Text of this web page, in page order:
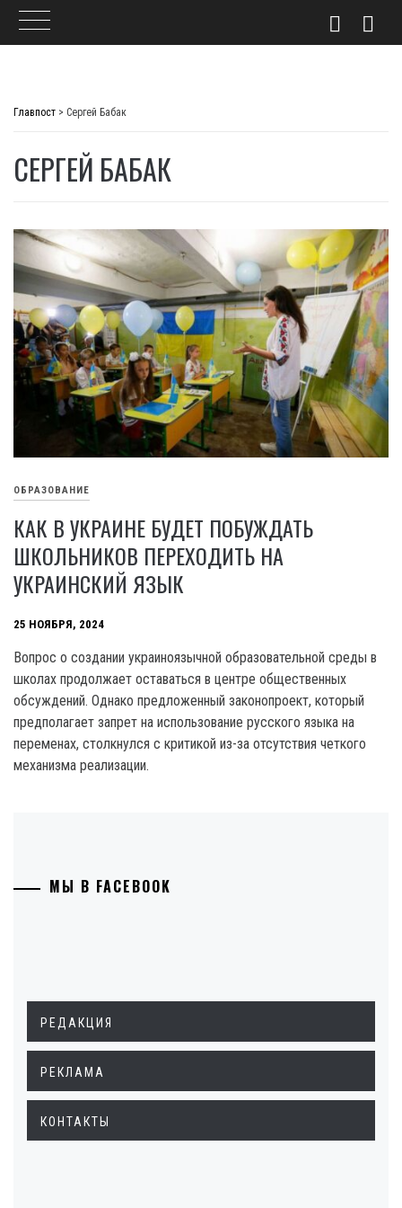
Главпост > Сергей Бабак
СЕРГЕЙ БАБАК
ОБРАЗОВАНИЕ
КАК В УКРАИНЕ БУДЕТ ПОБУЖДАТЬ
ШКОЛЬНИКОВ ПЕРЕХОДИТЬ НА
УКРАИНСКИЙ ЯЗЫК
25 НОЯБРЯ, 2024
Вопрос о создании украиноязычной образовательной среды в
школах продолжает оставаться в центре общественных
обсуждений. Однако предложенный законопроект, который
предполагает запрет на использование русского языка на
переменах, столкнулся с критикой из-за отсутствия четкого
механизма реализации.
МЫ В FACEBOOK
РЕДАКЦИЯ
РЕКЛАМА
КОНТАКТЫ